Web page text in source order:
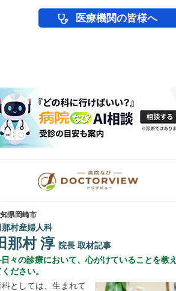
医療機関の皆様へ
県岡崎市
那村産婦人科
那村 淳 院長 取材記事
々の診療において、心がけていることを教え
ださい。
科としては、生まれて